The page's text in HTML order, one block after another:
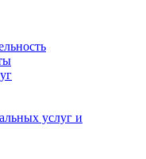
услуг и